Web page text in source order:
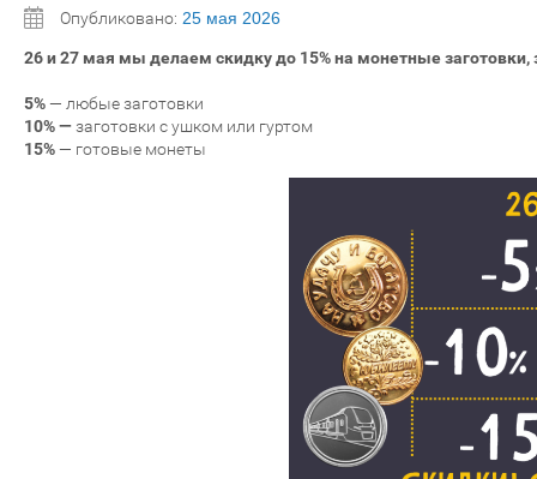
Опубликовано: 25 мая 2026
26 и 27 мая мы делаем скидку до 15% на монетные
5%— любые заготовки
10% —заготовки с ушком или гуртом
15%— готовые монеты